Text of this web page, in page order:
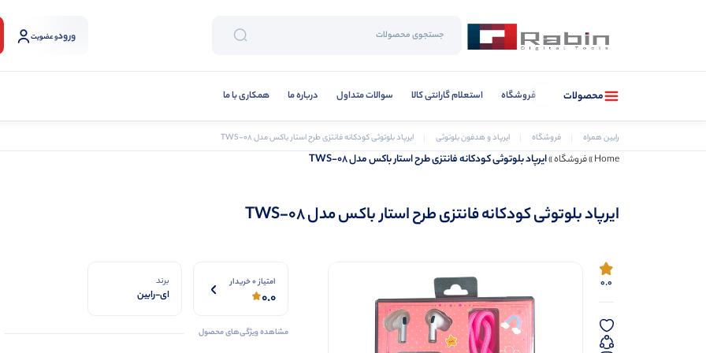
ورودو عضویت
محصولات فروشگاه استعلام گارانتی کالا سوالات متداول درباره ما همکاری با ما
رابین همراه فروشگاه ایرپاد و هدفون بلوتوثی ایرپاد بلوتوثی کودکانه فانتزی طرح استار باکس مدل TWS-08
Home
»فروشگاه»ایرپاد بلوتوثی کودکانه فانتزی طرح استار باکس مدل TWS-08
ایرپاد بلوتوثی کودکانه فانتزی طرح استار باکس مدل TWS-08
0.0 امتیاز 0 خریدار
0.0
برند
ای-رابین
مشاهده ویژگی‌های محصول